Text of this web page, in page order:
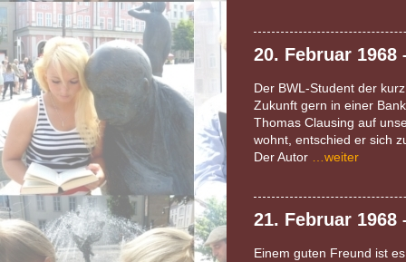
20. Februar
Der BWL-Student der
Zukunft gern in einer
Thomas Clausing auf
wohnt, entschied er sich
Der Autor
…weiter
21. Februar 1968
Einem guten Freund ist